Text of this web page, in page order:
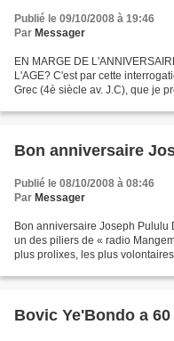
Publié le 09/10/2008 à 19:46
Par Messager
EN MARGE DE
L'AGE? C'est par cette
Grec (4è siècle av. J.C), que je
Bon anniversaire
Publié le 08/10/2008 à 08:46
Par Messager
Bon anniversaire Joseph
un des piliers de « radio
plus prolixes, les plus
Bovic Ye'Bondo a